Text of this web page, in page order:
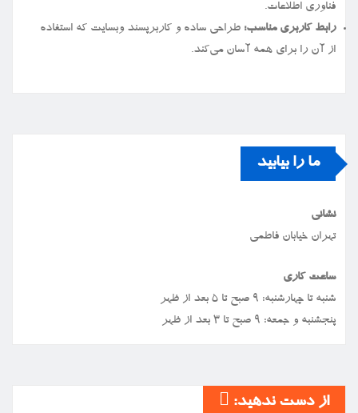
فناوری اطلاعات.
رابط کاربری مناسب: طراحی ساده و کاربرپسند وبسایت که استفاده
از آن را برای همه آسان می‌کند.
ما را بیابید
نشانی
تهران خیابان فاطمی
ساعت کاری
شنبه تا چهارشنبه: ۹ صبح تا ۵ بعد از ظهر
پنجشنبه و جمعه: ۹ صبح تا ۳ بعد از ظهر
از دست ندهید: